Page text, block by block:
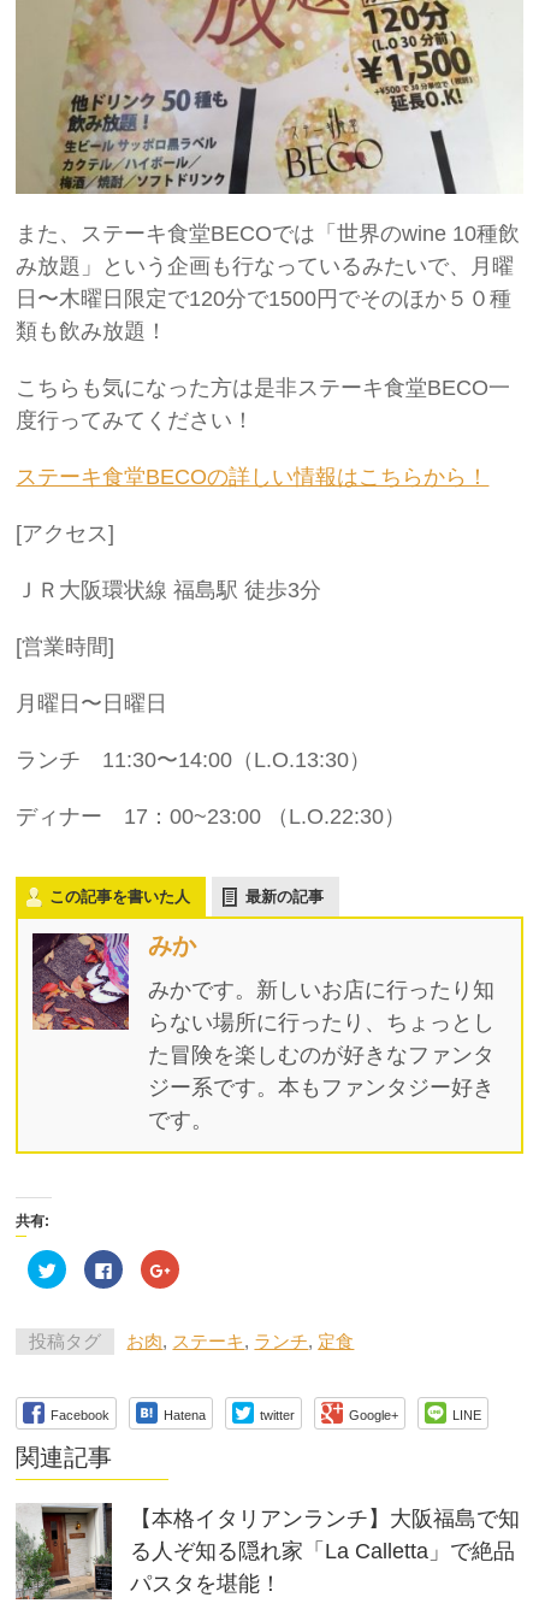
また、ステーキ食堂BECOでは「世界のwine 10種飲
み放題」という企画も行なっているみたいで、月曜
日〜木曜日限定で120分で1500円でそのほか５０種
類も飲み放題！
こちらも気になった方は是非ステーキ食堂BECO一
度行ってみてください！
ステーキ食堂BECOの詳しい情報はこちらから！
[アクセス]
ＪＲ大阪環状線 福島駅 徒歩3分
[営業時間]
月曜日〜日曜日
ランチ 11:30〜14:00（L.O.13:30）
ディナー 17：00~23:00 （L.O.22:30）
この記事を書いた人 最新の記事
みか
みかです。新しいお店に行ったり知
らない場所に行ったり、ちょっとし
た冒険を楽しむのが好きなファンタ
ジー系です。本もファンタジー好き
です。
共有:
ク
リ
て
Twitter
有
(新
し
ウ
ィ
ン
ウ
で
開
き
ま
す)
Facebook
で
る
に
リ
ク
だ
ク
リ
て
Google+
有
(新
し
ウ
で
開
き
ま
す)
投稿タグ お肉, ステーキ, ランチ, 定食
Facebook Hatena twitter Google+ LINE
関連記事
【本格イタリアンランチ】大阪福島で知
る人ぞ知る隠れ家「La Calletta」で絶品
パスタを堪能！